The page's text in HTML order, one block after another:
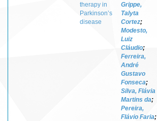
therapy in
Parkinson’s
disease
Grippe,
Talyta
Cortez;
Modesto,
Luiz
Cláudio;
Ferreira,
André
Gustavo
Fonseca;
Silva, Flávia
Martins da;
Pereira,
Flávio Faria;